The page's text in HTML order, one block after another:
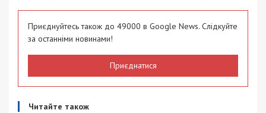
Приєднуйтесь також до 49000 в Google News. Слідкуйте
за останніми новинами!
Приєднатися
Читайте також